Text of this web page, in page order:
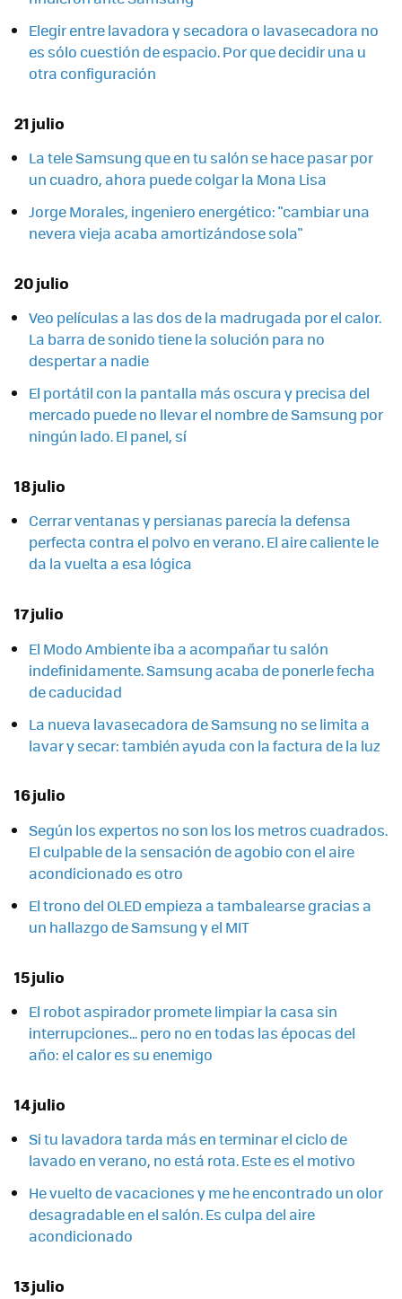
Elegir entre lavadora y secadora o lavasecadora no
es sólo cuestión de espacio. Por que decidir una u
otra configuración
21 julio
La tele Samsung que en tu salón se hace pasar por
un cuadro, ahora puede colgar la Mona Lisa
Jorge Morales, ingeniero energético: "cambiar una
nevera vieja acaba amortizándose sola"
20 julio
Veo películas a las dos de la madrugada por el calor.
La barra de sonido tiene la solución para no
despertar a nadie
El portátil con la pantalla más oscura y precisa del
mercado puede no llevar el nombre de Samsung por
ningún lado. El panel, sí
18 julio
Cerrar ventanas y persianas parecía la defensa
perfecta contra el polvo en verano. El aire caliente le
da la vuelta a esa lógica
17 julio
El Modo Ambiente iba a acompañar tu salón
indefinidamente. Samsung acaba de ponerle fecha
de caducidad
La nueva lavasecadora de Samsung no se limita a
lavar y secar: también ayuda con la factura de la luz
16 julio
Según los expertos no son los los metros cuadrados.
El culpable de la sensación de agobio con el aire
acondicionado es otro
El trono del OLED empieza a tambalearse gracias a
un hallazgo de Samsung y el MIT
15 julio
El robot aspirador promete limpiar la casa sin
interrupciones... pero no en todas las épocas del
año: el calor es su enemigo
14 julio
Si tu lavadora tarda más en terminar el ciclo de
lavado en verano, no está rota. Este es el motivo
He vuelto de vacaciones y me he encontrado un olor
desagradable en el salón. Es culpa del aire
acondicionado
13 julio